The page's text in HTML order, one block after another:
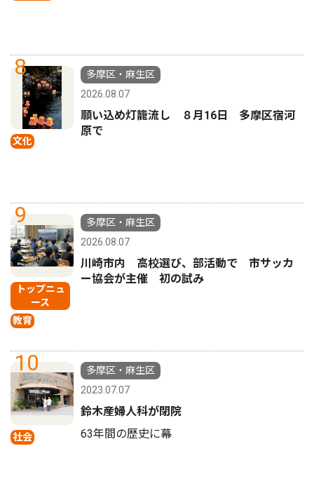
8
文化
多摩区・麻生区
2026.08.07
願い込め灯籠流し ８月16日 多摩区宿河
原で
9
トップニュ
ース
教育
多摩区・麻生区
2026.08.07
川崎市内 高校選び、部活動で 市サッカ
ー協会が主催 初の試み
10
社会
多摩区・麻生区
2023.07.07
鈴木産婦人科が閉院
63年間の歴史に幕